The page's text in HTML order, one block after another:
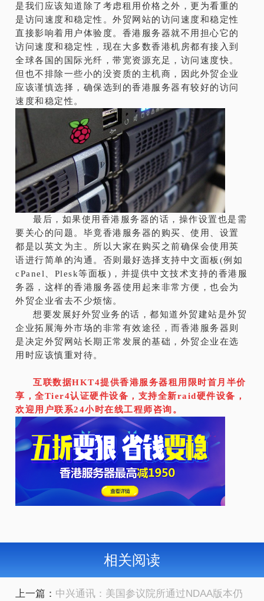
是我们应该知道除了考虑租用价格之外，更为看重的
是访问速度和稳定性。外贸网站的访问速度和稳定性
直接影响着用户体验度。香港服务器就不用担心它的
访问速度和稳定性，现在大多数香港机房都有接入到
全球各国的国际光纤，带宽资源充足，访问速度快。
但也不排除一些小的没资质的主机商，因此外贸企业
应该谨慎选择，确保选到的香港服务器有较好的访问
速度和稳定性。
最后，如果使用香港服务器的话，操作设置也是需
要关心的问题。毕竟香港服务器的购买、使用、设置
都是以英文为主。所以大家在购买之前确保会使用英
语进行简单的沟通。否则最好选择支持中文面板(例如
cPanel、Plesk等面板)，并提供中文技术支持的香港服
务器，这样的香港服务器使用起来非常方便，也会为
外贸企业省去不少烦恼。
想要发展好外贸业务的话，都知道外贸建站是外贸
企业拓展海外市场的非常有效途径，而香港服务器则
是决定外贸网站长期正常发展的基础，外贸企业在选
用时应该慎重对待。
互联数据HKT4提供香港服务器租用限时首月半价
享，全Tier4认证硬件设备，支持全新raid硬件设备，
欢迎用户联系24小时在线工程师咨询。
相关阅读
上一篇： 中兴通讯：美国参议院所通过NDAA版本仍